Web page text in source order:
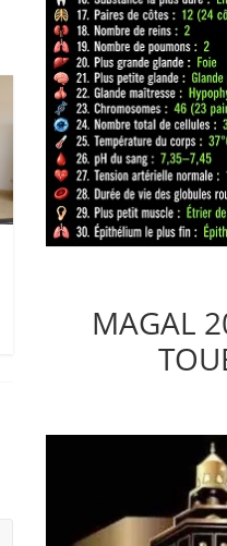
MAGAL